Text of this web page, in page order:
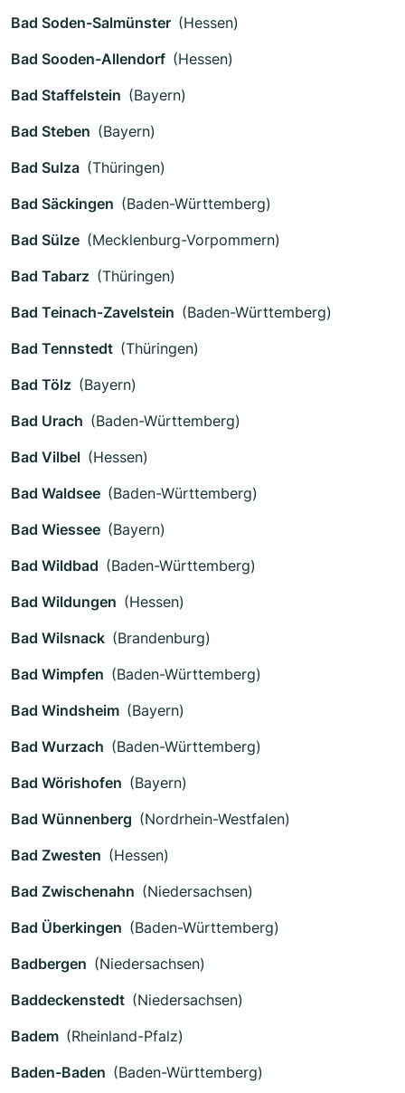
Bad Soden-Salmünster (Hessen)
Bad Sooden-Allendorf (Hessen)
Bad Staffelstein (Bayern)
Bad Steben (Bayern)
Bad Sulza (Thüringen)
Bad Säckingen (Baden-Württemberg)
Bad Sülze (Mecklenburg-Vorpommern)
Bad Tabarz (Thüringen)
Bad Teinach-Zavelstein (Baden-Württemberg)
Bad Tennstedt (Thüringen)
Bad Tölz (Bayern)
Bad Urach (Baden-Württemberg)
Bad Vilbel (Hessen)
Bad Waldsee (Baden-Württemberg)
Bad Wiessee (Bayern)
Bad Wildbad (Baden-Württemberg)
Bad Wildungen (Hessen)
Bad Wilsnack (Brandenburg)
Bad Wimpfen (Baden-Württemberg)
Bad Windsheim (Bayern)
Bad Wurzach (Baden-Württemberg)
Bad Wörishofen (Bayern)
Bad Wünnenberg (Nordrhein-Westfalen)
Bad Zwesten (Hessen)
Bad Zwischenahn (Niedersachsen)
Bad Überkingen (Baden-Württemberg)
Badbergen (Niedersachsen)
Baddeckenstedt (Niedersachsen)
Badem (Rheinland-Pfalz)
Baden-Baden (Baden-Württemberg)